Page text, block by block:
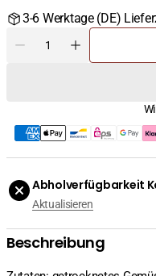
3-6 Werktage (DE)
Menge
Trockengemüse,
Heuschen
&amp;
50g
verringern
Menge
Trockengemüse,
Heuschen
&amp;
50g
erhöhen
Abholverfügbarkeit
Aktualisieren
Beschreibung